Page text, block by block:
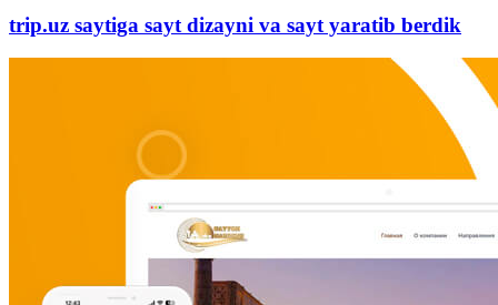
trip.uz saytiga sayt dizayni va sayt yaratib berdik